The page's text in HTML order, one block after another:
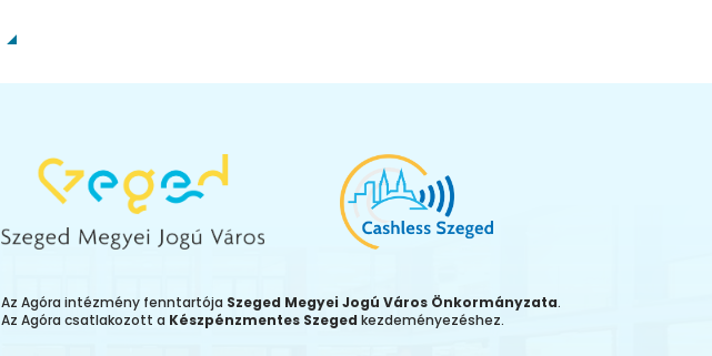
Az Agóra intézmény fenntartója Szeged Megyei Jogú Város Önkormányzata.
Az Agóra csatlakozott a Készpénzmentes Szeged kezdeményezéshez.